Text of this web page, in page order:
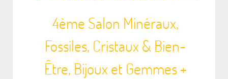
4ème Salon Minéraux,
Fossiles, Cristaux & Bien-
Être, Bijoux et Gemmes +